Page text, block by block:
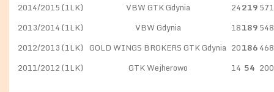
2014/2015 (1LK)
VBW GTK Gdynia 24219
2013/2014 (1LK)
VBW Gdynia 18189
2012/2013 (1LK) GOLD WINGS BROKERS GTK Gdynia 20186
2011/2012 (1LK)
GTK Wejherowo 14 54